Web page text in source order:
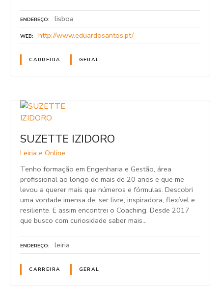
ENDEREÇO lisboa
WEB http://www.eduardosantos.pt/
CARREIRA GERAL
SUZETTE IZIDORO
Leiria e Online
Tenho formação em Engenharia e Gestão, área
profissional ao longo de mais de 20 anos e que me
levou a querer mais que números e fórmulas. Descobri
uma vontade imensa de, ser livre, inspiradora, flexível e
resiliente. E assim encontrei o Coaching. Desde 2017
que busco com curiosidade saber mais…
ENDEREÇO leiria
CARREIRA GERAL